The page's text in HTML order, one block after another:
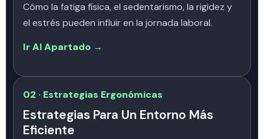
Cómo la fatiga física, el sedentarismo, la rigidez y
el estrés pueden influir en la jornada laboral.
Ir Al Apartado →
02 · Estrategias Ergonómicas
Estrategias Para Un Entorno Más
Eficiente